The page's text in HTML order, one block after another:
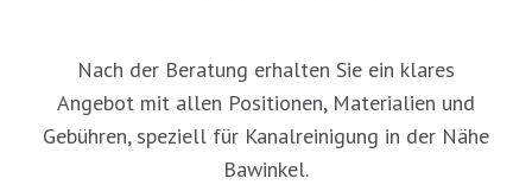
Nach der Beratung erhalten Sie ein klares
Angebot mit allen Positionen, Materialien und
Gebühren, speziell für Kanalreinigung in der Nähe
Bawinkel.